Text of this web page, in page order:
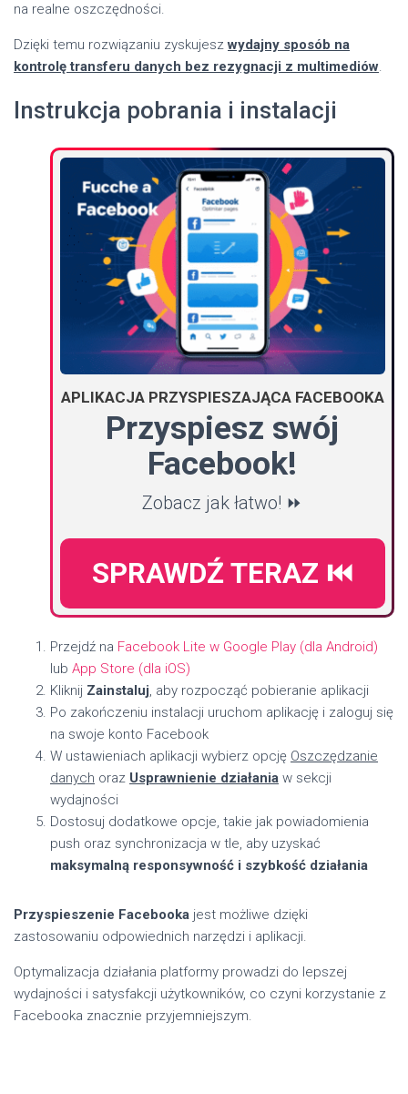
na realne oszczędności.
Dzięki temu rozwiązaniu zyskujeszwydajny sposób na
kontrolę transferu danych bez rezygnacji z multimediów.
Instrukcja pobrania i instalacji
APLIKACJA PRZYSPIESZAJĄCA FACEBOOKA
Przyspiesz swój
Facebook!
Zobacz jak łatwo! ⏩
SPRAWDŹ TERAZ ⏮️
Przejdź na Facebook Lite w Google Play (dla Android)
lub App Store (dla iOS)
Kliknij Zainstaluj, aby rozpocząć pobieranie aplikacji
Po zakończeniu instalacji uruchom aplikację i zaloguj się
na swoje konto Facebook
W ustawieniach aplikacji wybierz opcję Oszczędzanie
danych oraz Usprawnienie działania w sekcji
wydajności
Dostosuj dodatkowe opcje, takie jak powiadomienia
push oraz synchronizacja w tle, aby uzyskać
maksymalną responsywność i szybkość działania
Przyspieszenie Facebooka jest możliwe dzięki
zastosowaniu odpowiednich narzędzi i aplikacji.
Optymalizacja działania platformy prowadzi do lepszej
wydajności i satysfakcji użytkowników, co czyni korzystanie z
Facebooka znacznie przyjemniejszym.